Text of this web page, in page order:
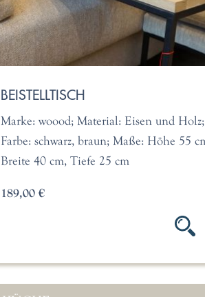
BEISTELLTISCH
Marke: woood; Material: Eisen und Holz;
Farbe: schwarz, braun; Maße: Höhe 55
Breite 40 cm, Tiefe 25 cm
189,00 €